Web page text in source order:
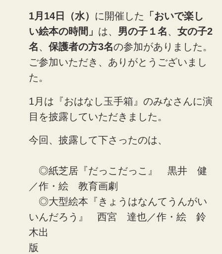
1月14日（水） に開催した 「おいで楽し
い絵本の時間」 は、 男の子１名、 女の子2
名、 保護者の方3名の参加がありました。
ご参加いただき、ありがとうございまし
た。
1月は『おはなし玉手箱』のみなさんに演
目を披露していただきました。
今回、披露して下さったのは、
◎紙芝居『だっこだっこ』 黒井 健
／作・絵 教育画劇
◎大型絵本『きょうはなんてうんがい
いんだろう』 西宮 達也／作・絵 鈴
木出
版